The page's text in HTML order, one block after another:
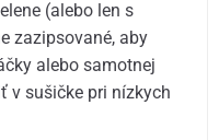
(alebo len s
zazipsované, aby
alebo samotnej
v sušičke pri nízkych